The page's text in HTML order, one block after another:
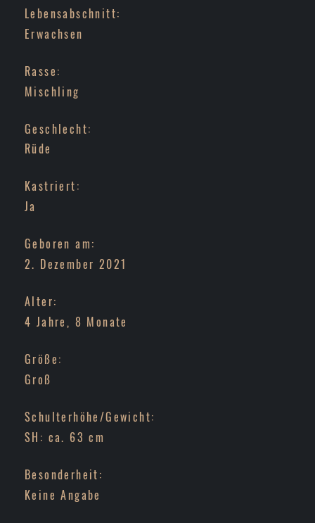
Lebensabschnitt:
Erwachsen
Rasse:
Mischling
Geschlecht:
Rüde
Kastriert:
Ja
Geboren am:
2. Dezember 2021
Alter:
4 Jahre, 8 Monate
Größe:
Groß
Schulterhöhe/Gewicht:
SH: ca. 63 cm
Besonderheit:
Keine Angabe